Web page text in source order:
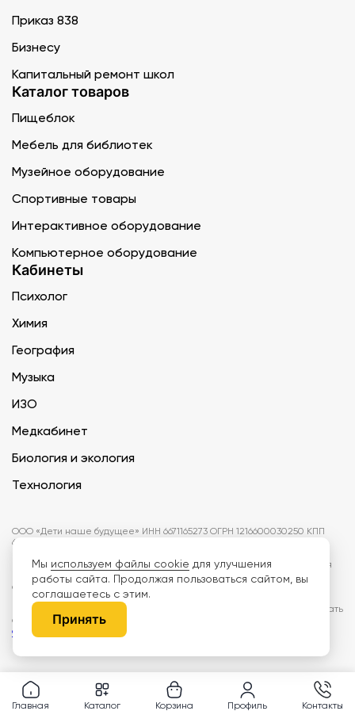
Приказ 838
Бизнесу
Капитальный ремонт школ
Каталог товаров
Пищеблок
Мебель для библиотек
Музейное оборудование
Спортивные товары
Интерактивное оборудование
Компьютерное оборудование
Кабинеты
Психолог
Химия
География
Музыка
ИЗО
Медкабинет
Биология и экология
Технология
ООО «Дети наше будущее» ИНН 6671165273 ОГРН 1216600030250 КПП
667101001 БИК 046577674
Информация на сайте не является публичной офертой. Изображения
могут отличаться от поставляемых товаров. Поставщик оставляет за
собой право изменить цены и характеристики товаров без
предварительного уведомления заказчика, если это не влияет на
качество поставляемой продукции. Мы используем cookie, чтобы делать
сайт лучше. Пользуясь сайтом, вы соглашаетесь с
обработки персональных данных и политикой конфиденциальности.
Главная Каталог Корзина Профиль Контакты
Мы используем файлы cookie для улучшения
работы сайта. Продолжая пользоваться сайтом, вы
соглашаетесь с этим.
Принять